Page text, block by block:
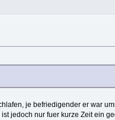
je befriedigender er war
jedoch nur fuer kurze Zeit ein